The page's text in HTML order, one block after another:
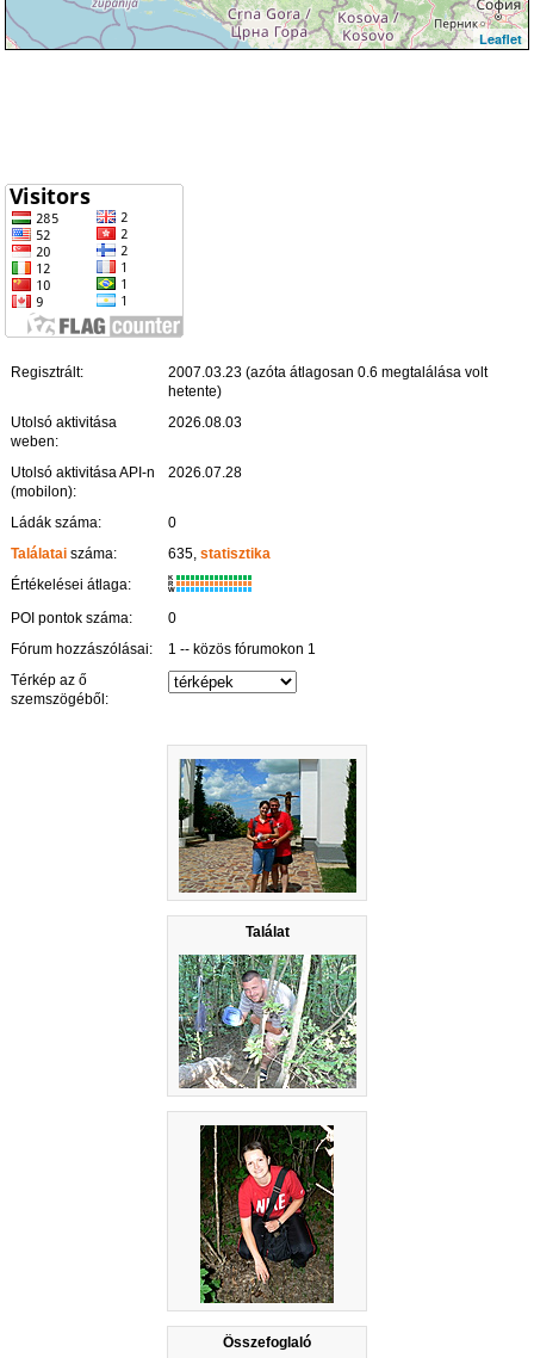
Találat
Összefoglaló
Leaflet
Regisztrált:
2007.03.23 (azóta átlagosan 0.6 megtalálása volt
hetente)
Utolsó aktivitása
weben:
2026.08.03
Utolsó aktivitása API-n
(mobilon):
2026.07.28
Ládák száma:
0
Találatai száma: 635,statisztika
Értékelései átlaga:
K
R
W
POI pontok száma:
0
Fórum hozzászólásai:
1 -- közös fórumokon 1
Térkép az ő
szemszögéből: